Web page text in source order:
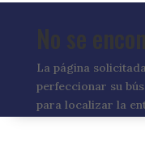
No se
La página
perfeccionar su
para localizar la